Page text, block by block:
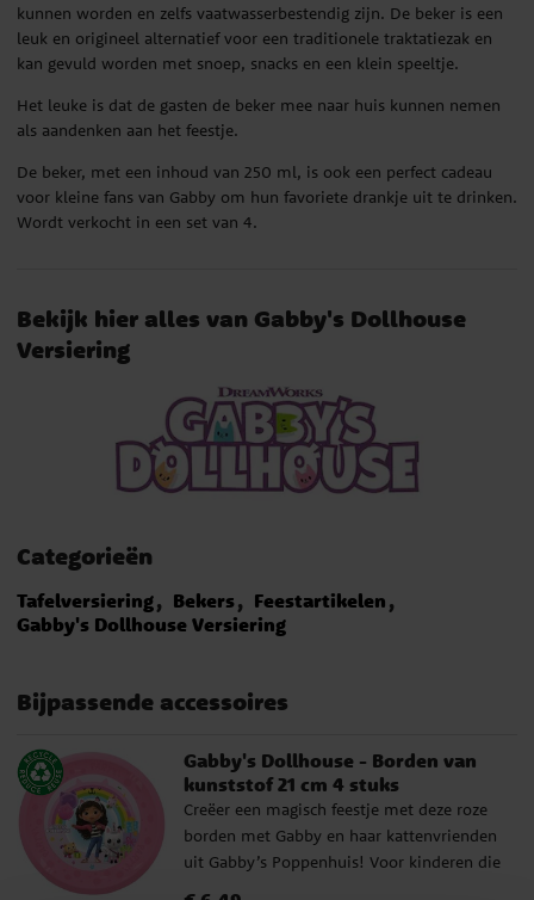
kunnen worden en zelfs vaatwasserbestendig zijn. De beker is een
leuk en origineel alternatief voor een traditionele traktatiezak en
kan gevuld worden met snoep, snacks en een klein speeltje.
Het leuke is dat de gasten de beker mee naar huis kunnen nemen
als aandenken aan het feestje.
De beker, met een inhoud van 250 ml, is ook een perfect cadeau
voor kleine fans van Gabby om hun favoriete drankje uit te drinken.
Wordt verkocht in een set van 4.
Bekijk hier alles van Gabby's Dollhouse
Versiering
Categorieën
Tafelversiering Bekers
Feestartikelen
Gabby's Dollhouse Versiering
Bijpassende accessoires
Gabby's Dollhouse - Borden van
kunststof 21 cm 4 stuks
Creëer een magisch feestje met deze roze
borden met Gabby en haar kattenvrienden
uit Gabby’s Poppenhuis! Voor kinderen die